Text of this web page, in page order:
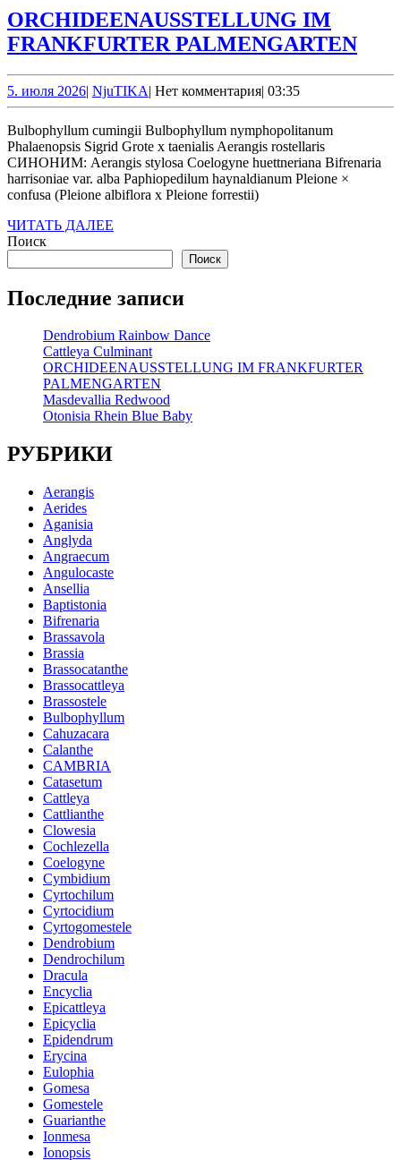
ORCHIDEENAUSSTELLUNG IM
FRANKFURTER PALMENGARTEN
5. июля 20265.
июля
| NjuTIKANjuTIKA
| Нет комментария| 03:35
Bulbophyllum cumingii Bulbophyllum nymphopolitanum
Phalaenopsis Sigrid Grote x taenialis Aerangis rostellaris
СИНОНИМ: Aerangis stylosa Coelogyne huettneriana Bifrenaria
harrisoniae var. alba Paphiopedilum haynaldianum Pleione ×
confusa (Pleione albiflora x Pleione forrestii)
ЧИТАТЬ ДАЛЕЕ
Поиск
Поиск
Последние записи
Dendrobium Rainbow Dance
Cattleya Culminant
ORCHIDEENAUSSTELLUNG IM FRANKFURTER
PALMENGARTEN
Masdevallia Redwood
Otonisia Rhein Blue Baby
РУБРИКИ
Aerangis
Aerides
Aganisia
Anglyda
Angraecum
Angulocaste
Ansellia
Baptistonia
Bifrenaria
Brassavola
Brassia
Brassocatanthe
Brassocattleya
Brassostele
Bulbophyllum
Cahuzacara
Calanthe
CAMBRIA
Catasetum
Cattleya
Cattlianthe
Clowesia
Cochlezella
Coelogyne
Cymbidium
Cyrtochilum
Cyrtocidium
Cyrtogomestele
Dendrobium
Dendrochilum
Dracula
Encyclia
Epicattleya
Epicyclia
Epidendrum
Erycina
Eulophia
Gomesa
Gomestele
Guarianthe
Ionmesa
Ionopsis